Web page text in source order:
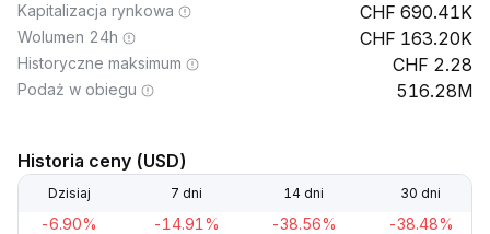
Kapitalizacja rynkowa 690.41K
Wolumen 24h 163.20K
Historyczne maksimum 2.28
Podaż w obiegu 516.28M
Historia ceny (USD)
Dzisiaj 7 dni 14 dni 30 dni
-6.90% -14.91% -38.56% -38.48%